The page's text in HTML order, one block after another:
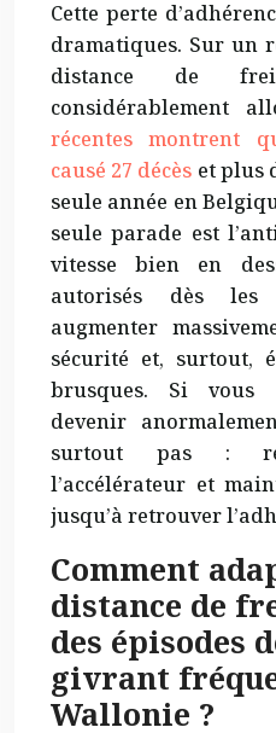
Cette perte
dramatiques. Sur un
distance de
considérablement
récentes montrent
causé 27 décès et plus
seule année en
seule parade est
vitesse bien en
autorisés dès les
augmenter
sécurité et, surtout,
brusques. Si vous
devenir
surtout pas :
l’accélérateur et
jusqu’à retrouver
Comment
distance de
des épisodes
givrant
Wallonie ?